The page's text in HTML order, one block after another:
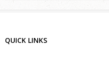
QUICK LINKS